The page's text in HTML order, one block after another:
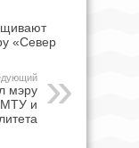
«Север
мэру
МТУ и